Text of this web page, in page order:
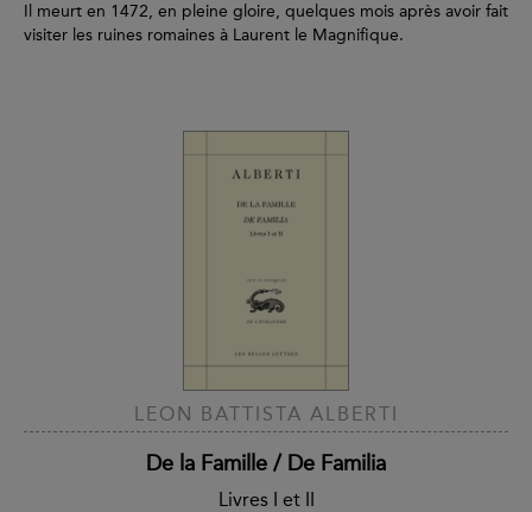
Il meurt en 1472, en pleine gloire, quelques mois après avoir fait
visiter les ruines romaines à Laurent le Magnifique.
LEON BATTISTA ALBERTI
De la Famille / De Familia
Livres I et II